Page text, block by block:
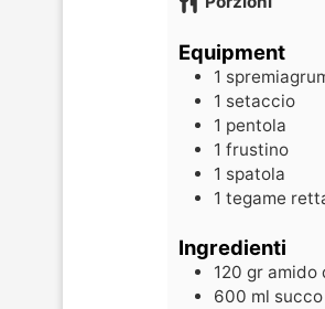
Equipment
1
1 setaccio
1 pentola
1 frustino
1 spatola
1 tegame
Ingredienti
120 gr amido
600 ml